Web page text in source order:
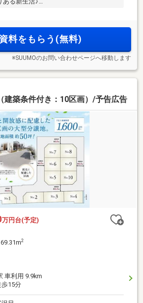
資料をもらう(無料)
※SUUMOのお問い合わせページへ移動します
建築条件付き：10区画）/予告広告
万円台(予定)
2
車利用 9.9km
歩15分